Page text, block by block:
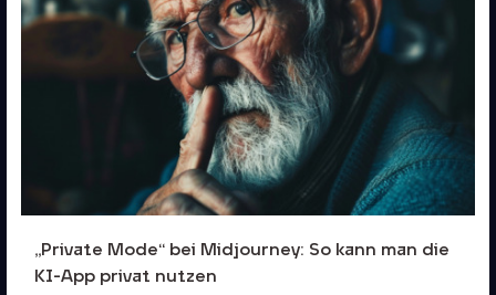
„Private Mode“ bei Midjourney: So kann man die
KI-App privat nutzen